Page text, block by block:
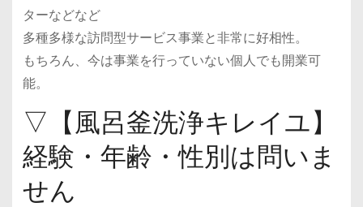
ターなどなど
多種多様な訪問型サービス事業と非常に好相性。
もちろん、今は事業を行っていない個人でも開業可
能。
▽【風呂釜洗浄キレイユ】
経験・年齢・性別は問いま
せん